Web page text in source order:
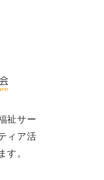
祉サー
ィア活
。